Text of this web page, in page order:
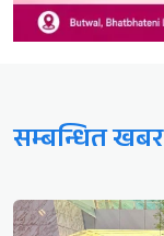
सम्बन्धित खबर